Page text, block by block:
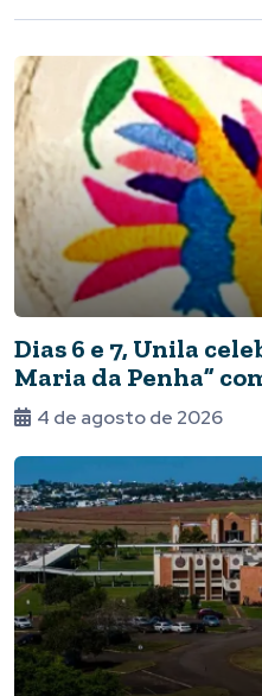
Dias 6 e 7, Unila
Maria da Penha”
4 de agosto de 2026